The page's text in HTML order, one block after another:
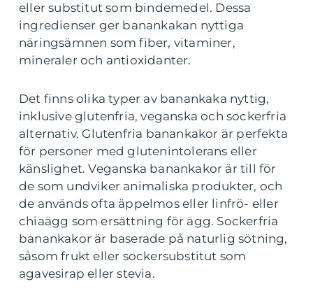
eller substitut som bindemedel. Dessa
ingredienser ger banankakan nyttiga
näringsämnen som fiber, vitaminer,
mineraler och antioxidanter.
Det finns olika typer av banankaka nyttig,
inklusive glutenfria, veganska och sockerfria
alternativ. Glutenfria banankakor är perfekta
för personer med glutenintolerans eller
känslighet. Veganska banankakor är till för
de som undviker animaliska produkter, och
de används ofta äppelmos eller linfrö- eller
chiaägg som ersättning för ägg. Sockerfria
banankakor är baserade på naturlig sötning,
såsom frukt eller sockersubstitut som
agavesirap eller stevia.